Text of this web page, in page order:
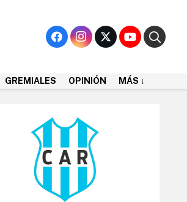
GREMIALES OPINIÓN MÁS ↓